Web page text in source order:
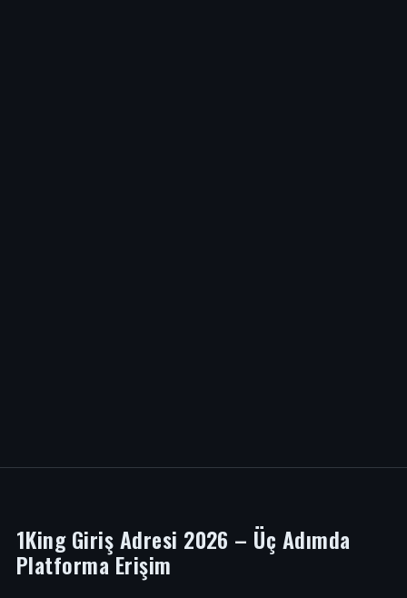
1King Giriş Adresi 2026 – Üç Adımda
Platforma Erişim